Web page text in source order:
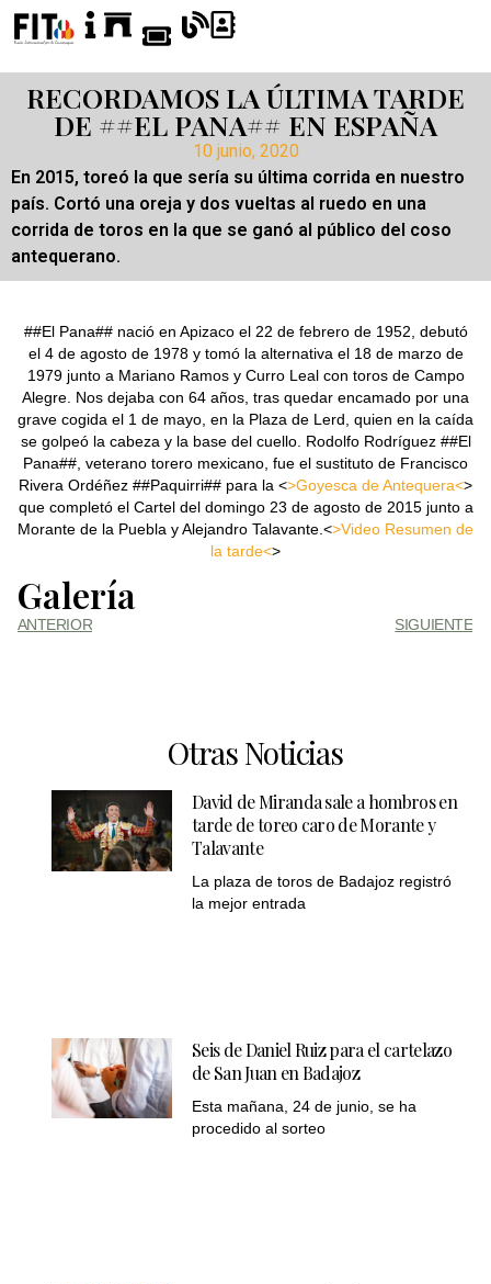
RECORDAMOS LA ÚLTIMA TARDE
DE ##EL PANA## EN ESPAÑA
10 junio, 2020
En 2015, toreó la que sería su última corrida en nuestro
país. Cortó una oreja y dos vueltas al ruedo en una
corrida de toros en la que se ganó al público del coso
antequerano.
##El Pana## nació en Apizaco el 22 de febrero de 1952, debutó
el 4 de agosto de 1978 y tomó la alternativa el 18 de marzo de
1979 junto a Mariano Ramos y Curro Leal con toros de Campo
Alegre. Nos dejaba con 64 años, tras quedar encamado por una
grave cogida el 1 de mayo, en la Plaza de Lerd, quien en la caída
se golpeó la cabeza y la base del cuello. Rodolfo Rodríguez ##El
Pana##, veterano torero mexicano, fue el sustituto de Francisco
Rivera Ordéñez ##Paquirri## para la <>Goyesca de Antequera<>
que completó el Cartel del domingo 23 de agosto de 2015 junto a
Morante de la Puebla y Alejandro Talavante.<>Video Resumen de
la tarde<>
Galería
ANTERIOR SIGUIENTE
Otras Noticias
David de Miranda sale a hombros en
tarde de toreo caro de Morante y
Talavante
La plaza de toros de Badajoz registró
la mejor entrada
Seis de Daniel Ruiz para el cartelazo
de San Juan en Badajoz
Esta mañana, 24 de junio, se ha
procedido al sorteo